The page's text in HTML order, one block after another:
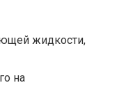
жидкости,
на